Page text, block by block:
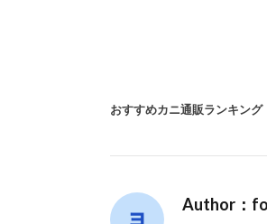
おすすめカニ通販ランキング
Author：